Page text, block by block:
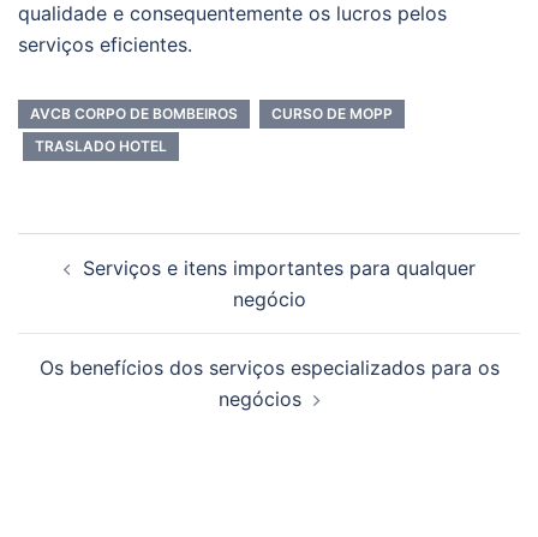
qualidade e consequentemente os lucros pelos
serviços eficientes.
AVCB CORPO DE BOMBEIROS
CURSO DE MOPP
TRASLADO HOTEL
Serviços e itens importantes para qualquer
negócio
Os benefícios dos serviços especializados para os
negócios